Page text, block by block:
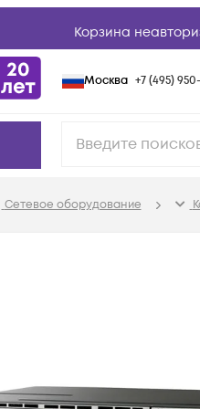
Корзина
Москва +7 (495) 950-
Сетевое оборудование